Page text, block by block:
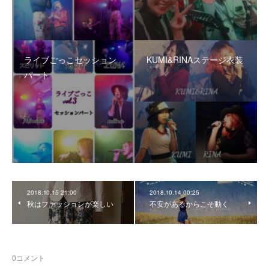
ライブごっこセッション
パート
KUMI&RINAステージ衣装
2018.10.15 21:00
秋はファッションが楽しい
2018.10.14 00:25
不安があるからこそ動く
0コメント